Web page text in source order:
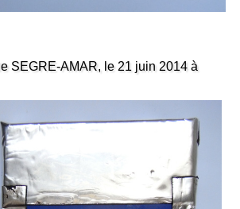
SEGRE-AMAR, le 21 juin 2014 à